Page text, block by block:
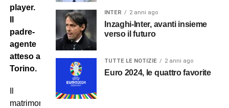
player.
padre-
agente
atteso a
Torino.
matrimonio
INTER 2 anni ago
Inzaghi-Inter, avanti insieme
verso il futuro
TUTTE LE NOTIZIE 2 anni ago
Euro 2024, le quattro favorite